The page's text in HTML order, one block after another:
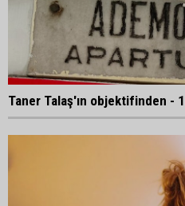
Taner Talaş'ın objektifinden - 1